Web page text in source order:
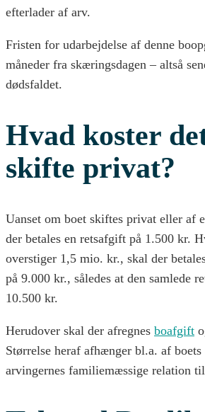
efterlader af arv.
Fristen for udarbejdelse af denne
måneder fra skæringsdagen – altså
dødsfaldet.
Hvad koster
skifte privat?
Uanset om boet skiftes privat eller af
der betales en retsafgift på 1.500 kr.
overstiger 1,5 mio. kr., skal der
på 9.000 kr., således at den samlede
10.500 kr.
Herudover skal der afregnes boafgift
Størrelse heraf afhænger bl.a. af boets
arvingernes familiemæssige relation